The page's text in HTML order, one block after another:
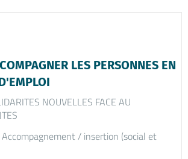
LES PERSONNES EN
NOUVELLES FACE AU
Accompagnement / insertion (social et